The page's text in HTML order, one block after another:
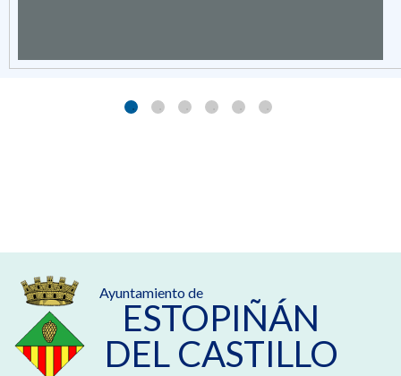
Ayuntamiento de
ESTOPIÑÁN
DEL CASTILLO